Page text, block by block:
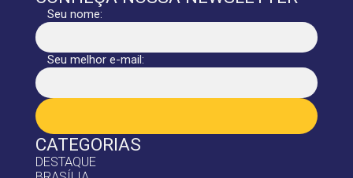
CATEGORIAS
DESTAQUE
Seu nome:
Seu melhor e-mail: